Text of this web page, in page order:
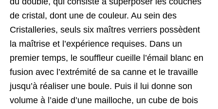
de cristal, dont une de couleur. Au sein des
Cristalleries, seuls six maîtres verriers possèdent
la maîtrise et l’expérience requises. Dans un
premier temps, le souffleur cueille l’émail blanc en
fusion avec l’extrémité de sa canne et le travaille
jusqu’à réaliser une boule. Puis il lui donne son
volume à l’aide d’une mailloche, un cube de bois